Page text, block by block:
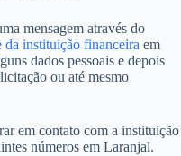
mensagem através do
da instituição financeira em
dados pessoais e depois
ou até mesmo
em contato com a instituição
números em Laranjal.